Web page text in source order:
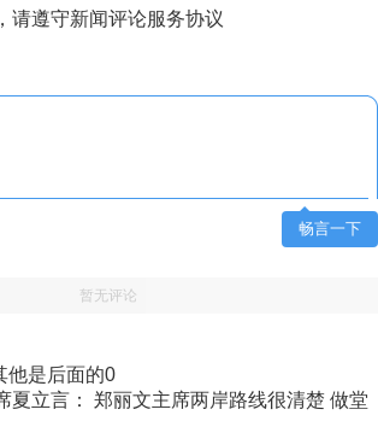
请遵守新闻评论服务协议
畅言一下
暂无评论
他是后面的0
夏立言： 郑丽文主席两岸路线很清楚 做堂